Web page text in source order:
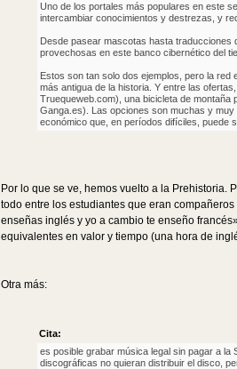
Uno de los portales más populares en este
intercambiar conocimientos y destrezas, y
Desde pasear mascotas hasta traducciones
provechosas en este banco cibernético del
Estos son tan solo dos ejemplos, pero la
más antigua de la historia. Y entre las
Truequeweb.com), una bicicleta de montaña
Ganga.es). Las opciones son muchas y
económico que, en períodos difíciles, puede
Por lo que se ve, hemos vuelto a la Prehistoria.
todo entre los estudiantes que eran
enseñas inglés y yo a cambio te enseño
equivalentes en valor y tiempo (una hora de
Otra más:
Cita:
es posible grabar música legal sin pagar a
discográficas no quieran distribuir el disco,